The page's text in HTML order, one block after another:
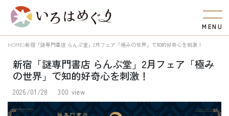
M EN U
HOME 新宿「謎専門書店 らんぷ堂」2月フェア「極みの世界」で知的好奇心を刺激！
新宿「謎専門書店 らんぷ堂」2月フェア「極み
の世界」で知的好奇心を刺激！
2026/01/28 300 view